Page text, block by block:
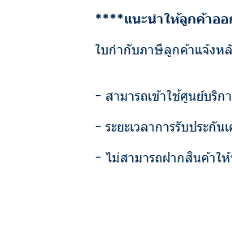
****แนะนำให้ลูกค้าอ
ใบกำกับภาษีลูกค้าแจ้งห
- สามารถเข้าใช้ศูนย์บริก
- ระยะเวลาการรับประกั
- ไม่สามารถฝากสินค้าใ